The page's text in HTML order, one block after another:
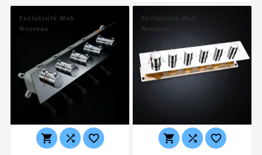
Exclusivité Web
Nouveau
  
Exclusivité Web
Nouveau
  